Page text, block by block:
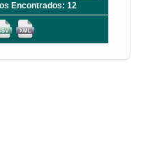
Encontrados: 12